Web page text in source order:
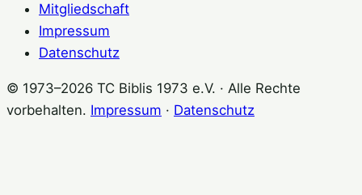
Mitgliedschaft
Impressum
Datenschutz
© 1973–2026 TC Biblis 1973 e.V. · Alle Rechte
vorbehalten. Impressum · Datenschutz